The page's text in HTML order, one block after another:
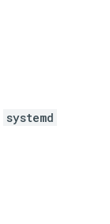
systemd